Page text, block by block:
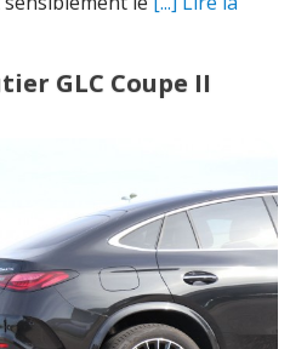
GLC Coupe II